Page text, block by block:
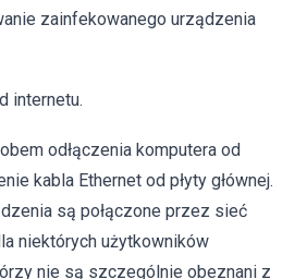
zainfekowanego urządzenia
internetu.
odłączenia komputera od
kabla Ethernet od płyty głównej.
są połączone przez sieć
niektórych użytkowników
nie są szczególnie obeznani z